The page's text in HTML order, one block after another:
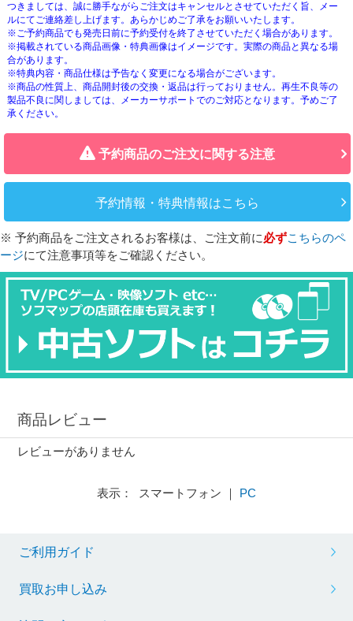
つきましては、誠に勝手ながらご注文はキャンセルとさせていただく旨、メー
ルにてご連絡差し上げます。あらかじめご了承をお願いいたします。
※ご予約商品でも発売日前に予約受付を終了させていただく場合があります。
※掲載されている商品画像・特典画像はイメージです。実際の商品と異なる場
合があります。
※特典内容・商品仕様は予告なく変更になる場合がございます。
※商品の性質上、商品開封後の交換・返品は行っておりません。再生不良等の
製品不良に関しましては、メーカーサポートでのご対応となります。予めご了
承ください。
予約商品のご注文に関する注意
予約情報・特典情報はこちら
※ 予約商品をご注文されるお客様は、ご注文前に必ずこちらのペ
ージにて注意事項等をご確認ください。
商品レビュー
レビューがありません
表示： スマートフォン ｜ PC
ご利用ガイド
買取お申し込み